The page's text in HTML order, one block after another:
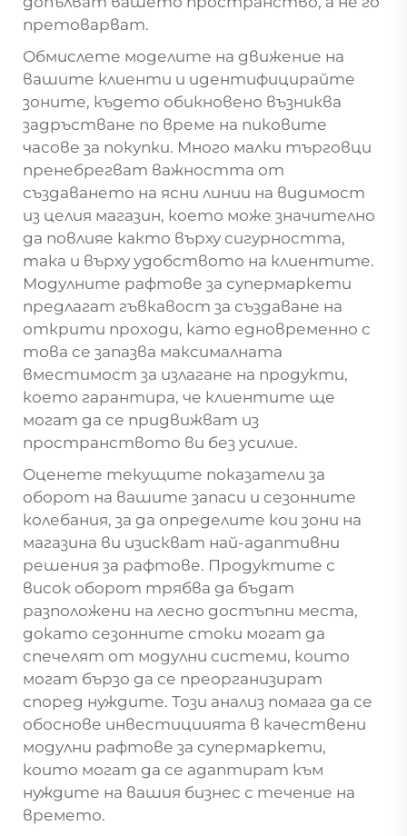
претоварват.
Обмислете моделите на движение на
вашите клиенти и идентифицирайте
зоните, където обикновено възниква
задръстване по време на пиковите
часове за покупки. Много малки търговци
пренебрегват важността от
създаването на ясни линии на видимост
из целия магазин, което може значително
да повлияе както върху сигурността,
така и върху удобството на клиентите.
Модулните рафтове за супермаркети
предлагат гъвкавост за създаване на
открити проходи, като едновременно с
това се запазва максималната
вместимост за излагане на продукти,
което гарантира, че клиентите ще
могат да се придвижват из
пространството ви без усилие.
Оценете текущите показатели за
оборот на вашите запаси и сезонните
колебания, за да определите кои зони на
магазина ви изискват най-адаптивни
решения за рафтове. Продуктите с
висок оборот трябва да бъдат
разположени на лесно достъпни места,
докато сезонните стоки могат да
спечелят от модулни системи, които
могат бързо да се преорганизират
според нуждите. Този анализ помага да се
обоснове инвестициията в качествени
модулни рафтове за супермаркети,
които могат да се адаптират към
нуждите на вашия бизнес с течение на
времето.